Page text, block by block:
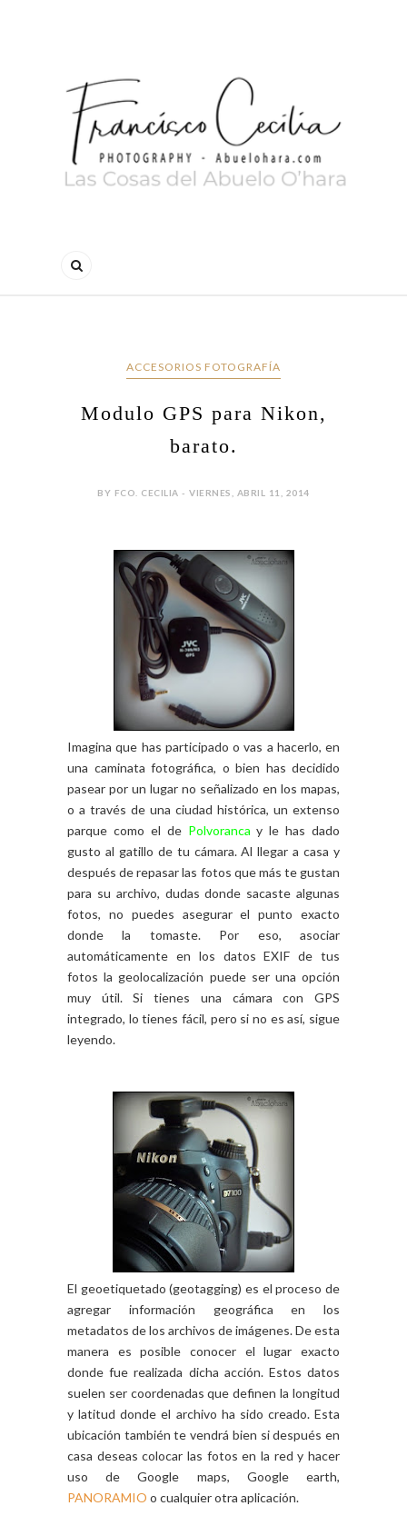
ACCESORIOS FOTOGRAFÍA
Modulo GPS para Nikon,
barato.
BY FCO. CECILIA - VIERNES, ABRIL 11, 2014
Imagina que has participado o vas a hacerlo, en
una caminata fotográfica, o bien has decidido
pasear por un lugar no señalizado en los mapas,
o a través de una ciudad histórica, un extenso
parque como el de Polvorancay le has dado
gusto al gatillo de tu cámara. Al llegar a casa y
después de repasar las fotos que más te gustan
para su archivo, dudas donde sacaste algunas
fotos, no puedes asegurar el punto exacto
donde la tomaste. Por eso, asociar
automáticamente en los datos EXIF de tus
fotos la geolocalización puede ser una opción
muy útil. Si tienes una cámara con GPS
integrado, lo tienes fácil, pero si no es así, sigue
leyendo.
El geoetiquetado (geotagging) es el proceso de
agregar información geográfica en los
metadatos de los archivos de imágenes. De esta
manera es posible conocer el lugar exacto
donde fue realizada dicha acción. Estos datos
suelen ser coordenadas que definen la longitud
y latitud donde el archivo ha sido creado. Esta
ubicación también te vendrá bien si después en
casa deseas colocar las fotos en la red y hacer
uso de Google maps, Google earth,
PANORAMIO o cualquier otra aplicación.